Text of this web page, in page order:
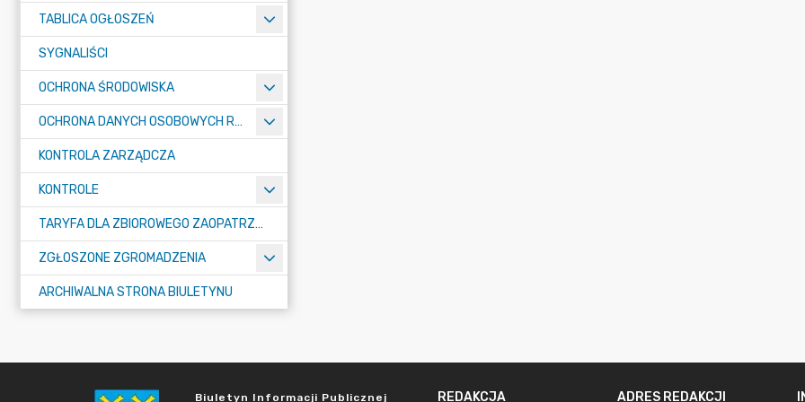
TABLICA OGŁOSZEŃ
SYGNALIŚCI
OCHRONA ŚRODOWISKA
OCHRONA DANYCH OSOBOWYCH RODO
KONTROLA ZARZĄDCZA
KONTROLE
TARYFA DLA ZBIOROWEGO ZAOPATRZENIA W WODĘ I ZBIOROWEGO ODPROWADZANIA ŚCIEKÓW
ZGŁOSZONE ZGROMADZENIA
ARCHIWALNA STRONA BIULETYNU
Biuletyn Informacji Publicznej REDAKCJA ADRES REDAKCJI